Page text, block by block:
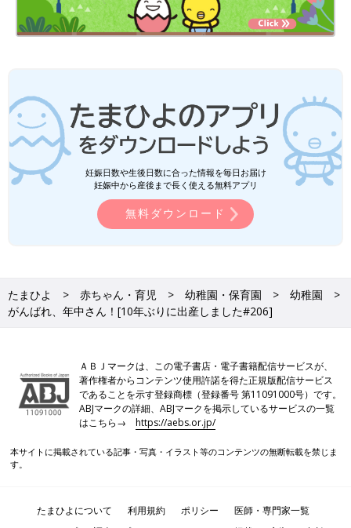
妊娠日数や生後日数に合った情報を毎日お届け
妊娠中から産後まで長く使える無料アプリ
無料ダウンロード
たまひよ 赤ちゃん・育児 幼稚園・保育園
幼稚園
がんばれ、年中さん！[10年ぶりに出産しました#206]
ＡＢＪマークは、この電子書店・電子書籍配信サービスが、
著作権者からコンテンツ使用許諾を得た正規版配信サービス
であることを示す登録商標（登録番号 第11091000号）です。
ABJマークの詳細、ABJマークを掲示しているサービスの一覧
はこちら→https://aebs.or.jp/
本サイトに掲載されている記事・写真・イラスト等のコンテンツの無断転載を禁じま
す。
たまひよについて 利用規約 ポリシー
医師・専門家一覧